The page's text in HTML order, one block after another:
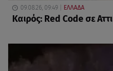
09.08.26, 09:49 ΕΛΛΑΔΑ
Καιρός: Red Code σε